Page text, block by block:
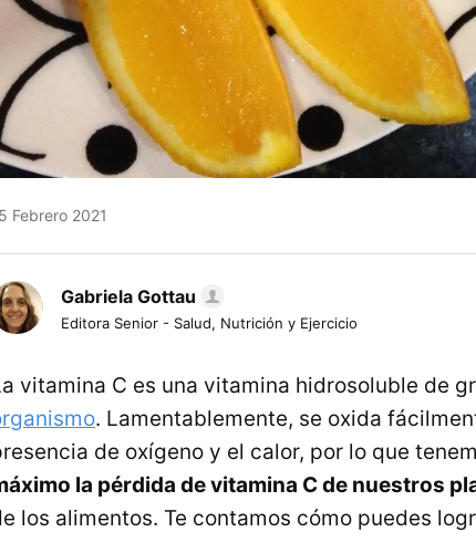
Febrero 2021
Gabriela Gottau
Editora Senior - Salud, Nutrición y Ejercicio
vitamina C es una vitamina hidrosoluble de
. Lamentablemente, se oxida
de oxígeno y el calor, por lo que
la pérdida de vitamina C de nuestros
los alimentos. Te contamos cómo puedes